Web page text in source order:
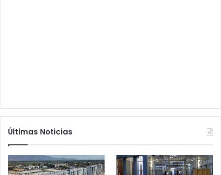
Últimas Noticias